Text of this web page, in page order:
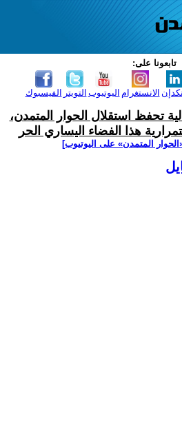
تابعونا على:
الفيسبوك التويتر اليوتيوب الانستغرام
تحفظ استقلال الحوار المتمدن،
هذا الفضاء اليساري الحر
المتمدن» على اليوتيوب]